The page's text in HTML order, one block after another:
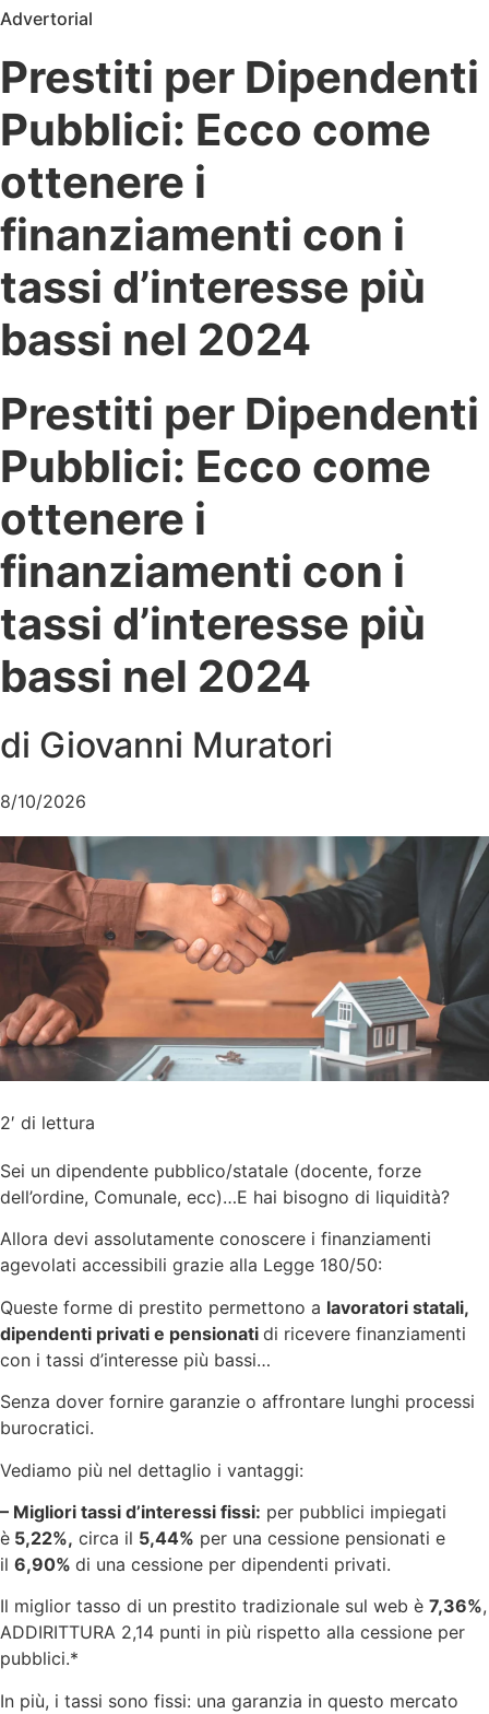
Advertorial
Prestiti per Dipendenti
Pubblici: Ecco come
ottenere i
finanziamenti con i
tassi d’interesse più
bassi nel 2024
Prestiti per Dipendenti
Pubblici: Ecco come
ottenere i
finanziamenti con i
tassi d’interesse più
bassi nel 2024
di Giovanni Muratori
8/10/2026
2′ di lettura
Sei un dipendente pubblico/statale (docente, forze
dell’ordine, Comunale, ecc)…E hai bisogno di liquidità?
Allora devi assolutamente conoscere i finanziamenti
agevolati accessibili grazie alla Legge 180/50:
Queste forme di prestito permettono a lavoratori statali,
dipendenti privati e pensionati di ricevere finanziamenti
con i tassi d’interesse più bassi…
Senza dover fornire garanzie o affrontare lunghi processi
burocratici.
Vediamo più nel dettaglio i vantaggi:
– Migliori tassi d’interessi fissi: per pubblici impiegati
è 5,22%, circa il 5,44% per una cessione pensionati e
il 6,90% di una cessione per dipendenti privati.
Il miglior tasso di un prestito tradizionale sul web è 7,36%,
ADDIRITTURA 2,14 punti in più rispetto alla cessione per
pubblici.*
In più, i tassi sono fissi: una garanzia in questo mercato